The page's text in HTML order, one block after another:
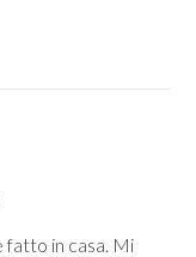
fatto in casa. Mi